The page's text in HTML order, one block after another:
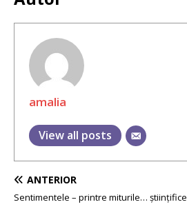
amalia
View all posts
ANTERIOR
Sentimentele – printre miturile… științifice